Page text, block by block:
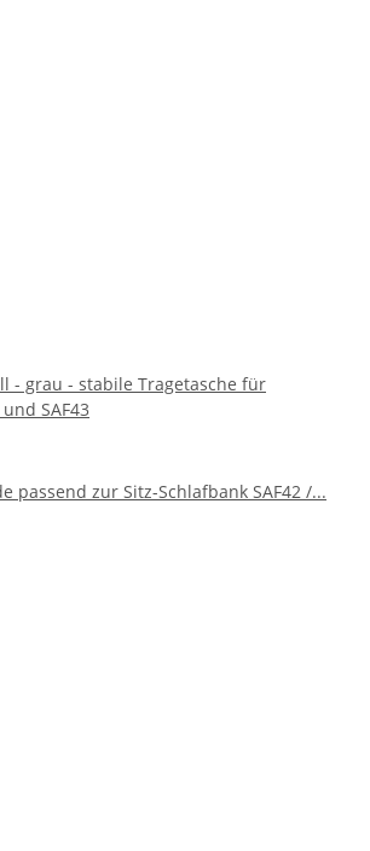
- grau - stabile Tragetasche für
SAF43